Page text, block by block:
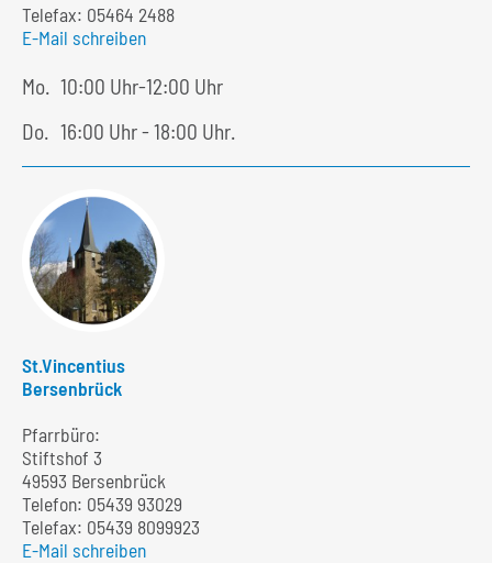
Telefax: 05464 2488
E-Mail schreiben
Mo.
10:00 Uhr-12:00 Uhr
Do.
16:00 Uhr - 18:00 Uhr.
St.Vincentius
Bersenbrück
Pfarrbüro:
Stiftshof 3
49593 Bersenbrück
Telefon: 05439 93029
Telefax: 05439 8099923
E-Mail schreiben